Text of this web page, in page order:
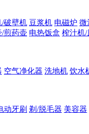
/破壁机 豆浆机 电磁炉 微
/煎药壶 电热饭盒 榨汁机/
空气净化器 洗地机 饮水
动牙刷 剃/脱毛器 美容器